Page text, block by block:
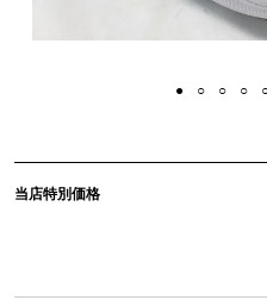
当店特別価格